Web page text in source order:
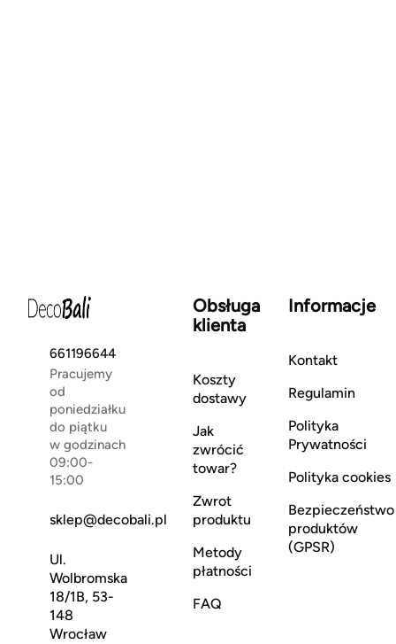
661196644
Pracujemy
od
poniedziałku
do piątku
w godzinach
09:00-
15:00
sklep@decobali.pl
Ul.
Wolbromska
18/1B, 53-
148
Wrocław
Obsługa
klienta
Koszty
dostawy
Jak
zwrócić
towar?
Zwrot
produktu
Metody
płatności
FAQ
Informacje
Kontakt
Regulamin
Polityka
Prywatności
Polityka cookies
Bezpieczeństwo
produktów
(GPSR)